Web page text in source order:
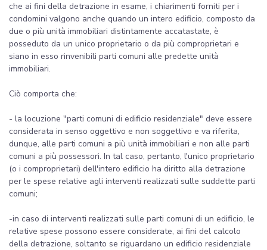
che ai fini della detrazione in esame, i chiarimenti forniti per i
condomini valgono anche quando un intero edificio, composto da
due o più unità immobiliari distintamente accatastate, è
posseduto da un unico proprietario o da più comproprietari e
siano in esso rinvenibili parti comuni alle predette unità
immobiliari.
Ciò comporta che:
- la locuzione "parti comuni di edificio residenziale" deve essere
considerata in senso oggettivo e non soggettivo e va riferita,
dunque, alle parti comuni a più unità immobiliari e non alle parti
comuni a più possessori. In tal caso, pertanto, l'unico proprietario
(o i comproprietari) dell'intero edificio ha diritto alla detrazione
per le spese relative agli interventi realizzati sulle suddette parti
comuni;
-in caso di interventi realizzati sulle parti comuni di un edificio, le
relative spese possono essere considerate, ai fini del calcolo
della detrazione, soltanto se riguardano un edificio residenziale